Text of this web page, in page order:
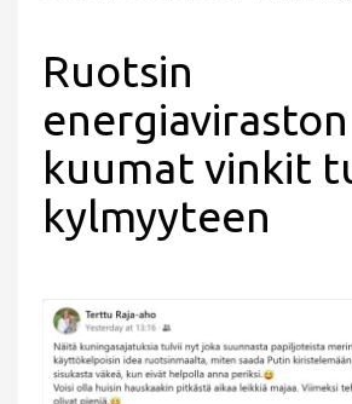
Ruotsin
energiaviraston
kuumat vinkit
kylmyyteen